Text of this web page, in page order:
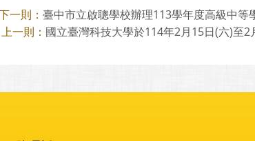
一則： 臺中市立啟聰學校辦理113學年度高級中等
一則： 國立臺灣科技大學於114年2月15日(六)至